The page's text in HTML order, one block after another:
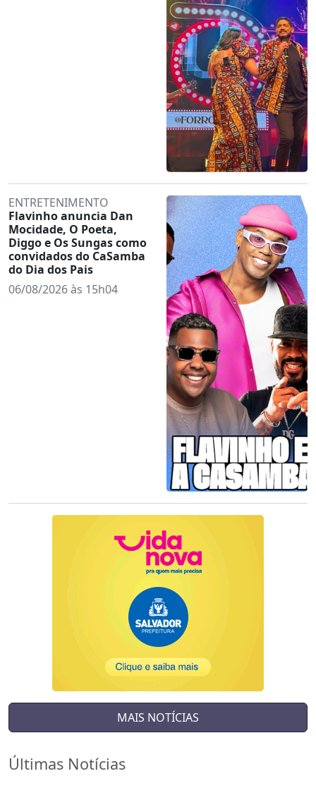
ENTRETENIMENTO
Flavinho anuncia Dan
Mocidade, O Poeta,
Diggo e Os Sungas como
convidados do CaSamba
do Dia dos Pais
06/08/2026 às 15h04
MAIS NOTÍCIAS
Últimas Notícias